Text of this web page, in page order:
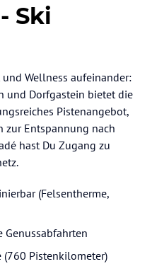
Ski
Wellness aufeinander:
und Dorfgastein bietet die
Pistenangebot,
zur Entspannung nach
hast Du Zugang zu
(Felsentherme,
Genussabfahrten
Pistenkilometer)